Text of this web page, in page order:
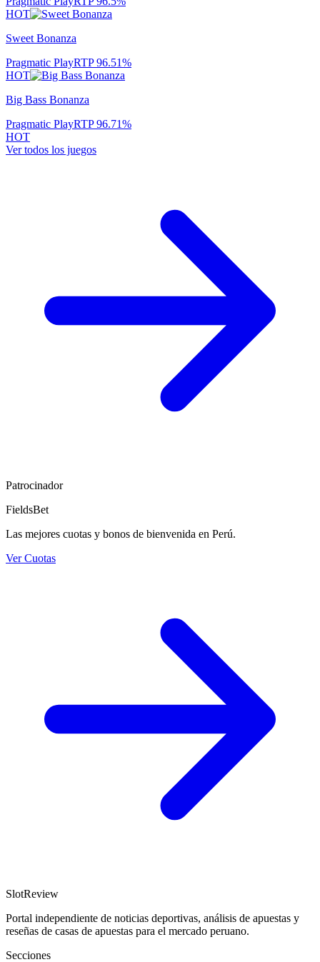
HOT
Sweet Bonanza
Pragmatic PlayRTP96.51%
HOT
Big Bass Bonanza
Pragmatic PlayRTP96.71%
HOT
Ver todos los juegos
Patrocinador
FieldsBet
Las mejores cuotas y bonos de bienvenida en Perú.
Ver Cuotas
SlotReview
Portal independiente de noticias deportivas, análisis de apuestas y
reseñas de casas de apuestas para el mercado peruano.
Secciones